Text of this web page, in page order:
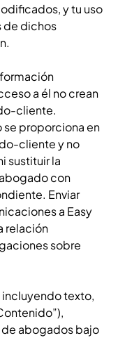
y tu uso
de dichos
a él no crean
cliente.
se proporciona en
cliente y no
sustituir la
con
Enviar
a Easy
relación
sobre
texto,
abogados bajo